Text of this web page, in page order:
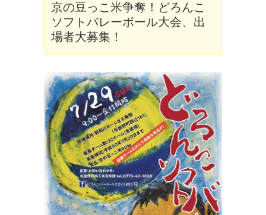
京の豆っこ米争奪！どろんこ
ソフトバレーボール大会、出
場者大募集！